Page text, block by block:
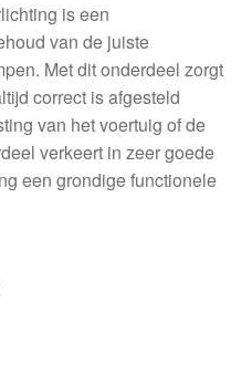
is een
van de juiste
Met dit onderdeel zorgt
correct is afgesteld
van het voertuig of de
verkeert in zeer goede
een grondige functionele